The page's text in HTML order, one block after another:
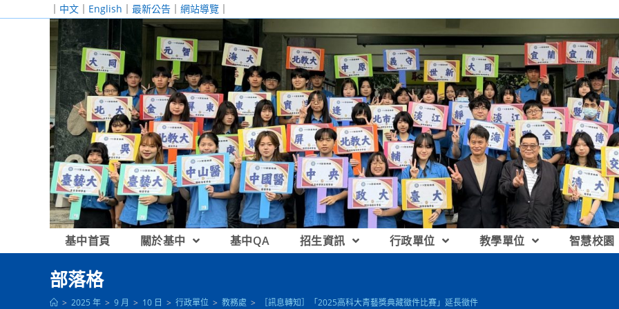
｜ 中文 ｜ English ｜ 最新公告 ｜ 網站導覽 ｜
基中首頁 關於基中 基中QA 招生資訊 行政單位 教學單位 智慧校園
部落格
> 2025 年 > 9 月 > 10 日 > 行政單位 > 教務處 > ［訊息轉知］「2025高科大青藝獎典藏徵件比賽」延長徵件